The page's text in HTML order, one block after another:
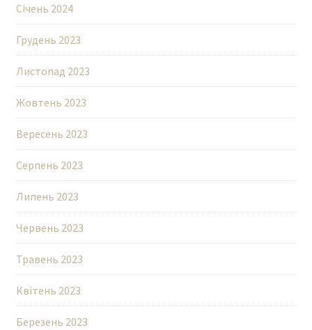
Січень 2024
Грудень 2023
Листопад 2023
Жовтень 2023
Вересень 2023
Серпень 2023
Липень 2023
Червень 2023
Травень 2023
Квітень 2023
Березень 2023